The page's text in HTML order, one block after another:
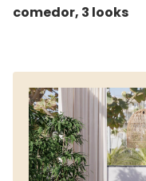
comedor, 3 looks